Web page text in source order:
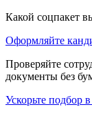
Какой соцпакет
Оформляйте
Проверяйте
документы без
Ускорьте подбор